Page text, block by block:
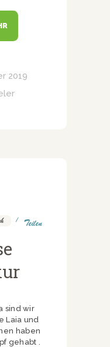
2019
Teilen
sind wir
Laia und
haben
gehabt .